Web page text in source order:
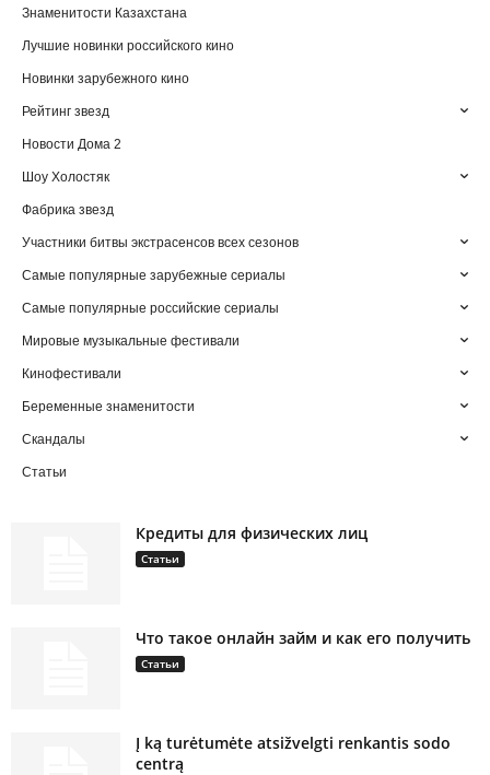
Знаменитости Казахстана
Лучшие новинки российского кино
Новинки зарубежного кино
Рейтинг звезд
Новости Дома 2
Шоу Холостяк
Фабрика звезд
Участники битвы экстрасенсов всех сезонов
Самые популярные зарубежные сериалы
Самые популярные российские сериалы
Мировые музыкальные фестивали
Кинофестивали
Беременные знаменитости
Скандалы
Статьи
Кредиты для физических лиц
Статьи
Что такое онлайн займ и как его получить
Статьи
Į ką turėtumėte atsižvelgti renkantis sodo
centrą